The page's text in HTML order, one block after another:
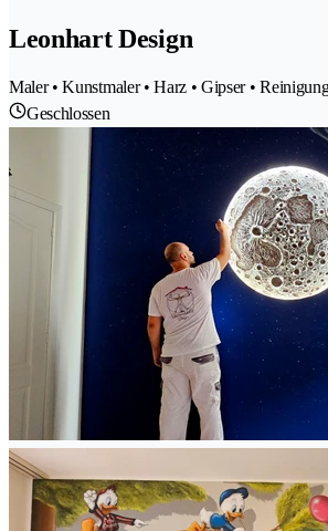
Leonhart Design
Maler • Kunstmaler • Harz • Gipser •
Geschlossen